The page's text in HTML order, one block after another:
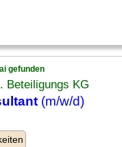
gefunden
Beteiligungs KG
(m/w/d)